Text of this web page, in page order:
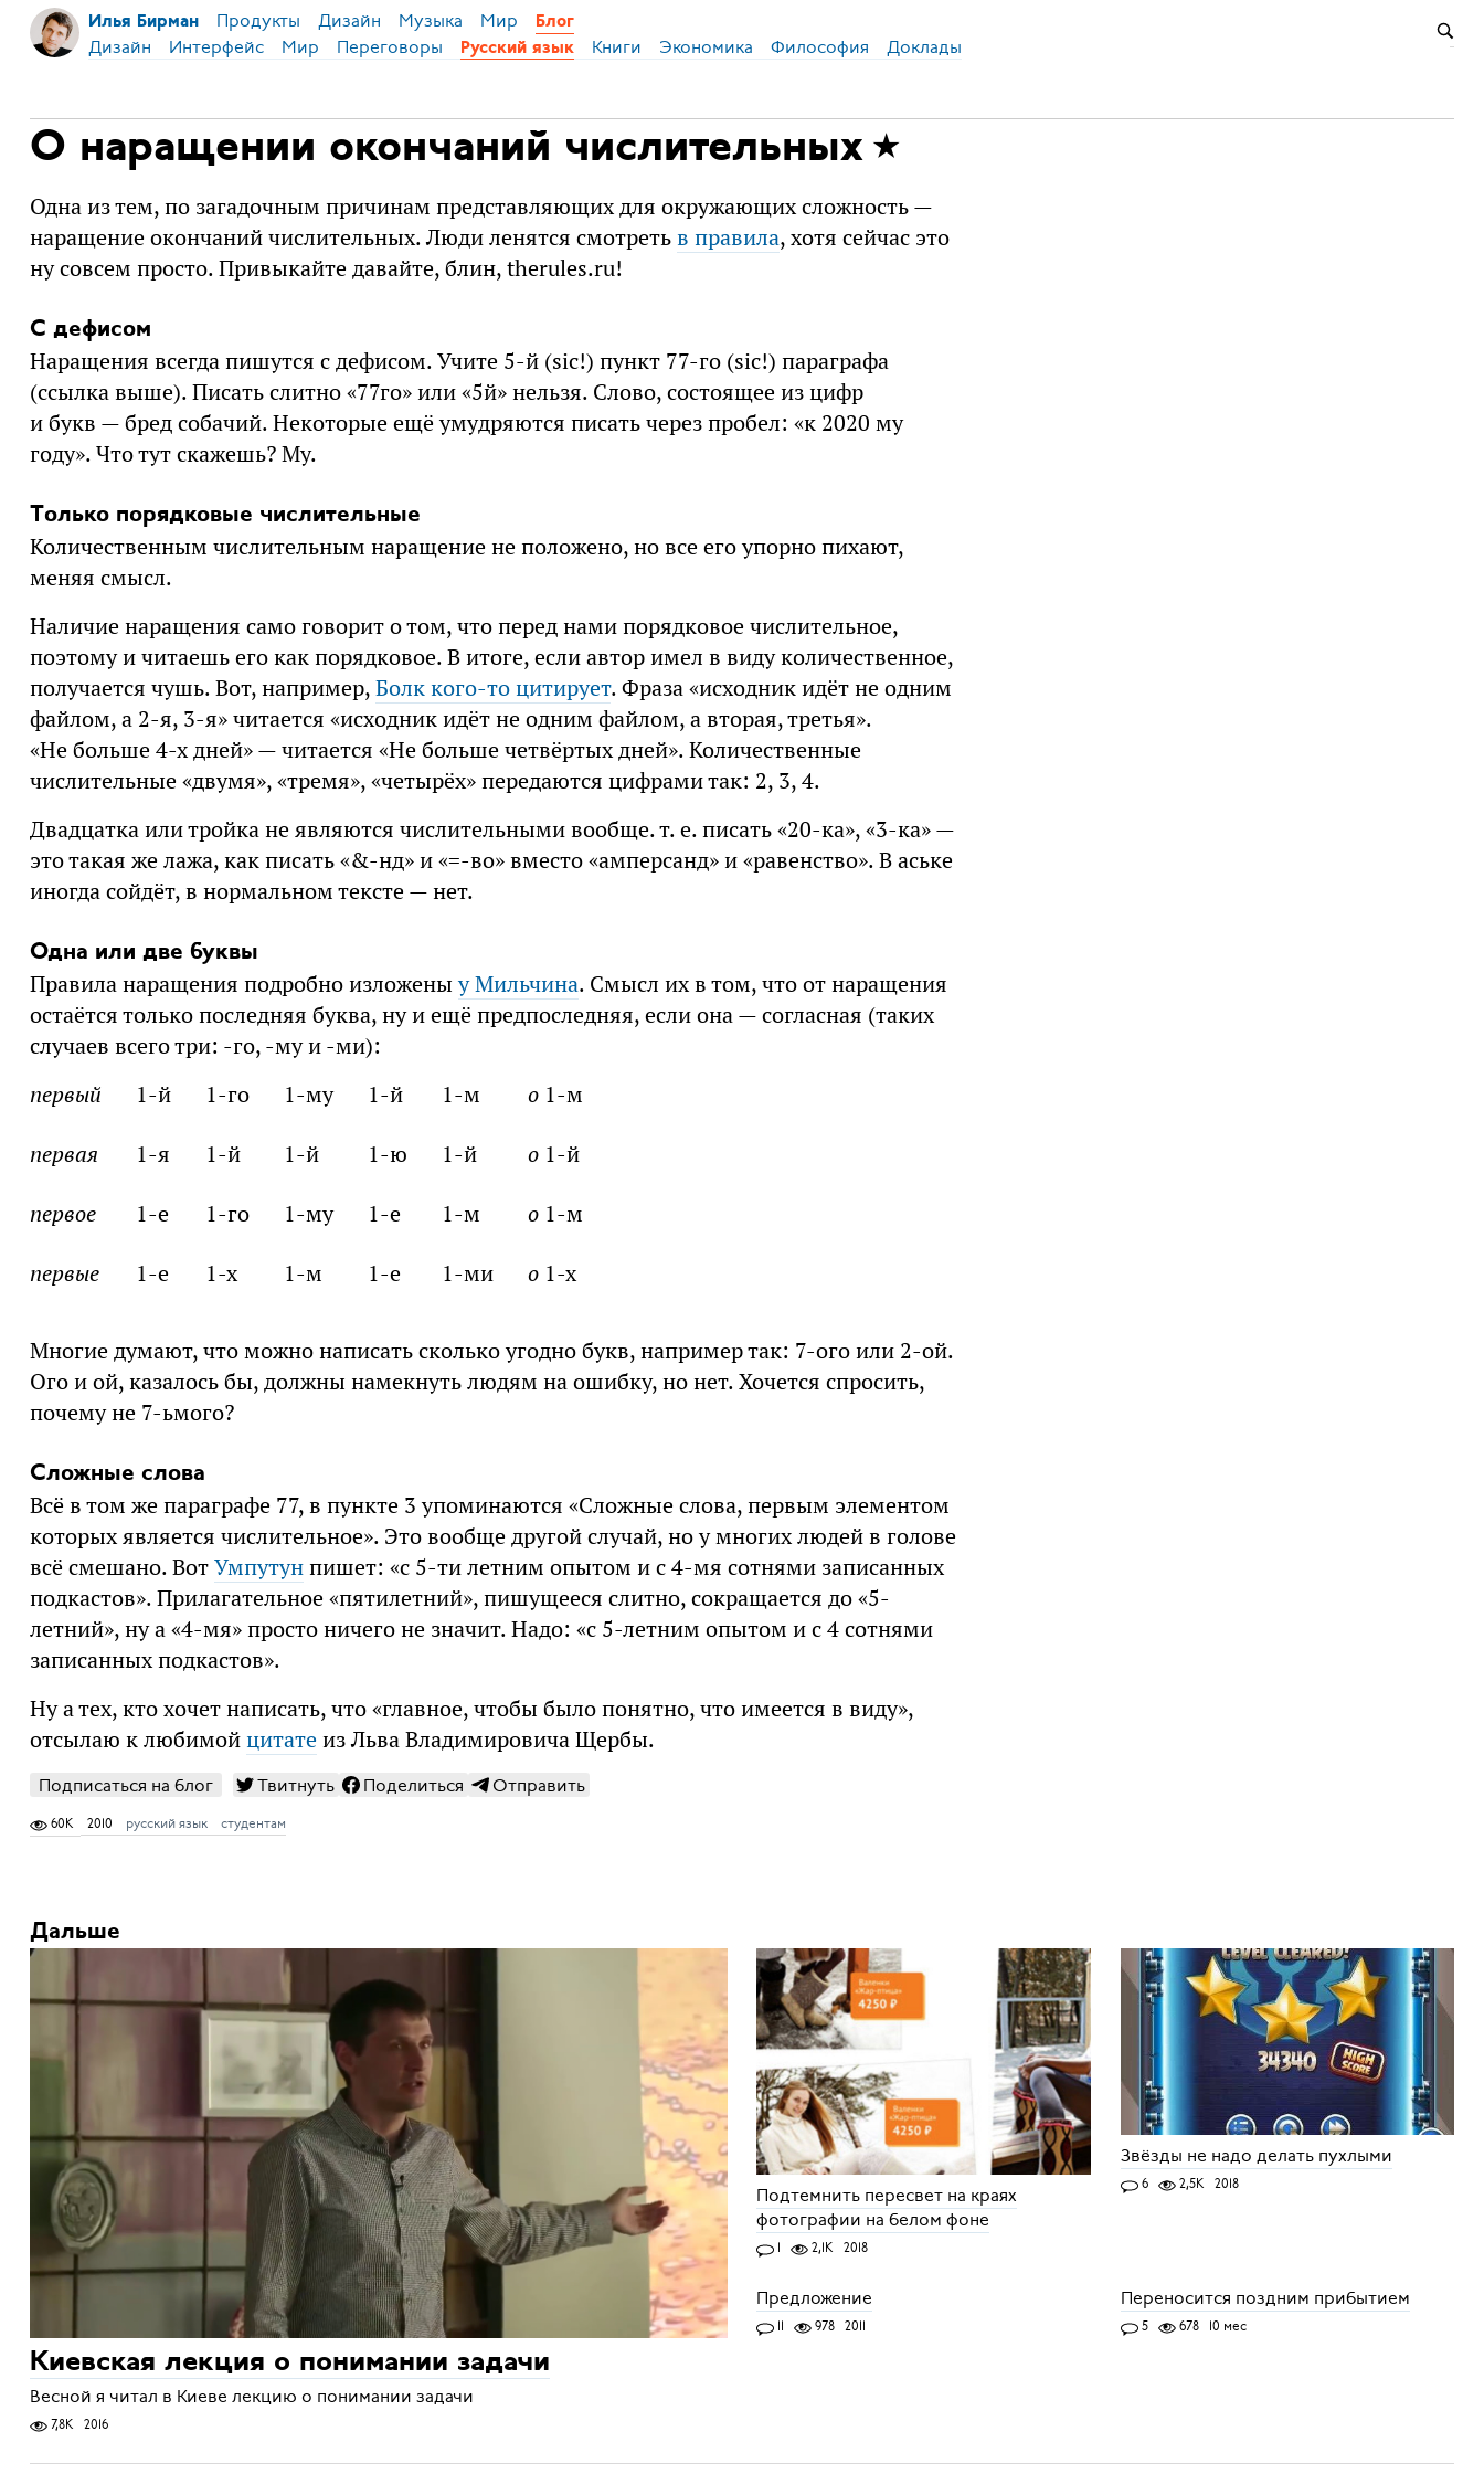
Илья Бирман Продукты Дизайн Музыка Мир Блог
Дизайн Интерфейс Мир Переговоры Русский язык Книги Экономика Философия Доклады
О наращении окончаний числительных
Одна из тем, по загадочным причинам представляющих для окружающих сложность —
наращение окончаний числительных. Люди ленятся смотретьв правила, хотя сейчас это
ну совсем просто. Привыкайте давайте, блин, therules.ru!
С дефисом
Наращения всегда пишутся с дефисом. Учите 5-й (sic!) пункт 77-го (sic!) параграфа
(ссылка выше). Писать слитно «77го» или «5й» нельзя. Слово, состоящее из цифр
и букв — бред собачий. Некоторые ещё умудряются писать через пробел: «к 2020 му
году». Что тут скажешь? Му.
Только порядковые числительные
Количественным числительным наращение не положено, но все его упорно пихают,
меняя смысл.
Наличие наращения само говорит о том, что перед нами порядковое числительное,
поэтому и читаешь его как порядковое. В итоге, если автор имел в виду количественное,
получается чушь. Вот, например,Болк кого-то цитирует. Фраза «исходник идёт не одним
файлом, а 2-я, 3-я» читается «исходник идёт не одним файлом, а вторая, третья».
«Не больше 4-х дней» — читается «Не больше четвёртых дней». Количественные
числительные «двумя», «тремя», «четырёх» передаются цифрами так: 2, 3, 4.
Двадцатка или тройка не являются числительными вообще. т. е. писать «20-ка», «3-ка» —
это такая же лажа, как писать «&-нд» и «=-во» вместо «амперсанд» и «равенство». В аське
иногда сойдёт, в нормальном тексте — нет.
Одна или две буквы
Правила наращения подробно изложеныу Мильчина. Смысл их в том, что от наращения
остаётся только последняя буква, ну и ещё предпоследняя, если она — согласная (таких
случаев всего три: -го, -му и -ми):
первый
1-й 1-го 1-му 1-й 1-м о1-м
первая 1-я 1-й 1-й 1-ю 1-й о1-й
первое 1-е 1-го 1-му 1-е 1-м о1-м
первые 1-е 1-х 1-м 1-е 1-ми о1-х
Многие думают, что можно написать сколько угодно букв, например так: 7-ого или 2-ой.
Ого и ой, казалось бы, должны намекнуть людям на ошибку, но нет. Хочется спросить,
почему не 7-ьмого?
Сложные слова
Всё в том же параграфе 77, в пункте 3 упоминаются «Сложные слова, первым элементом
которых является числительное». Это вообще другой случай, но у многих людей в голове
всё cмешано. ВотУмпутунпишет: «с 5-ти летним опытом и с 4-мя сотнями записанных
подкастов». Прилагательное «пятилетний», пишущееся слитно, сокращается до «5-
летний», ну а «4-мя» просто ничего не значит. Надо: «с 5-летним опытом и с 4 сотнями
записанных подкастов».
Ну а тех, кто хочет написать, что «главное, чтобы было понятно, что имеется в виду»,
отсылаю к любимойцитатеиз Льва Владимировича Щербы.
Подписаться на блог Твитнуть Поделиться Отправить
60K 2010 русский язык студентам
Дальше
Киевская лекция о понимании задачи
Весной я читал в Киеве лекцию о понимании задачи
7,8K 2016
Подтемнить пересвет на краях
фотографии на белом фоне
1 2,1K 2018
Звёзды не надо делать пухлыми
6 2,5K 2018
Предложение
11 978 2011
Переносится поздним прибытием
5 678 10 мес